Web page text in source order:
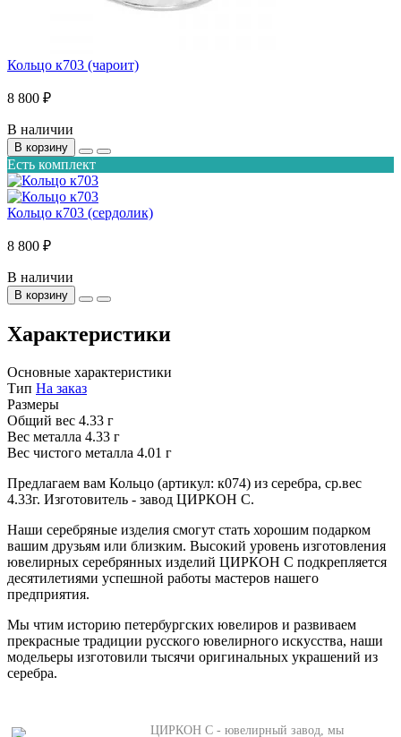
Кольцо к703 (чароит)
8 800 ₽
В наличии
В корзину
Есть комплект
Кольцо к703 (сердолик)
8 800 ₽
В наличии
В корзину
Характеристики
Основные характеристики
Тип На заказ
Размеры
Общий вес 4.33 г
Вес металла 4.33 г
Вес чистого металла 4.01 г
Предлагаем вам Кольцо (артикул: к074) из серебра, ср.вес
4.33г. Изготовитель - завод ЦИРКОН С.
Наши серебряные изделия смогут стать хорошим подарком
вашим друзьям или близким. Высокий уровень изготовления
ювелирных серебрянных изделий ЦИРКОН С подкрепляется
десятилетиями успешной работы мастеров нашего
предприятия.
Мы чтим историю петербургских ювелиров и развиваем
прекрасные традиции русского ювелирного искусства, наши
модельеры изготовили тысячи оригинальных украшений из
серебра.
ЦИРКОН С - ювелирный завод, мы